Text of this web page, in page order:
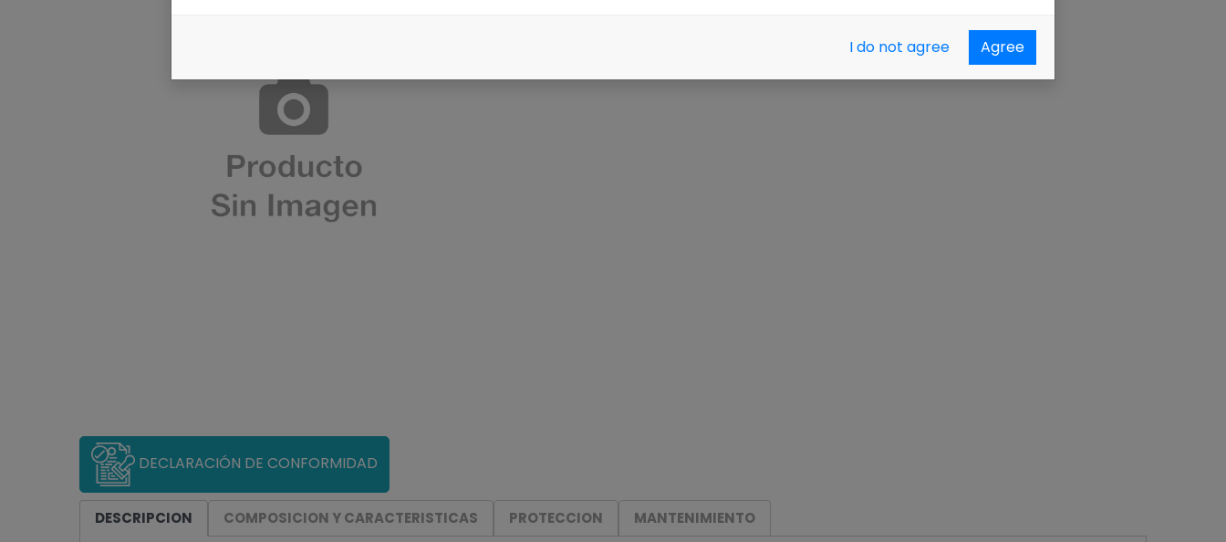
DECLARACIÓN DE CONFORMIDAD
DESCRIPCION COMPOSICION Y CARACTERISTICAS PROTECCION MANTENIMIENTO
I do not agree Agree